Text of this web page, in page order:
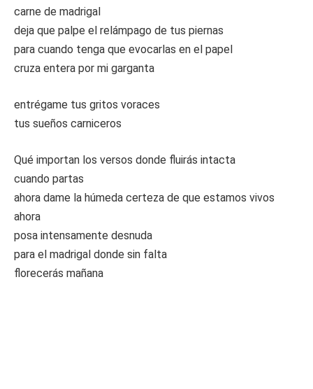
carne de madrigal
deja que palpe el relámpago de tus piernas
para cuando tenga que evocarlas en el papel
cruza entera por mi garganta
entrégame tus gritos voraces
tus sueños carniceros
Qué importan los versos donde fluirás intacta
cuando partas
ahora dame la húmeda certeza de que estamos vivos
ahora
posa intensamente desnuda
para el madrigal donde sin falta
florecerás mañana